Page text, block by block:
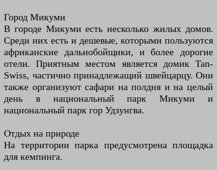
Город Микуми
В городе Микуми есть несколько жилых домов.
Среди них есть и дешевые, которыми пользуются
африканские дальнобойщики, и более дорогие
отели. Приятным местом является домик Tan-
Swiss, частично принадлежащий швейцарцу. Они
также организуют сафари на полдня и на целый
день в национальный парк Микуми и
национальный парк гор Удзунгва.
Отдых на природе
На территории парка предусмотрена площадка
для кемпинга.